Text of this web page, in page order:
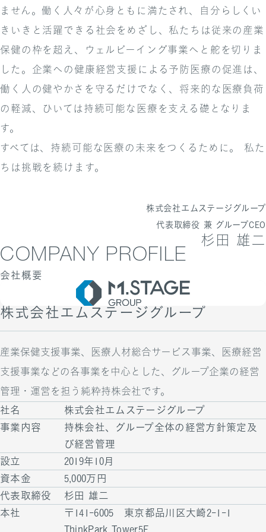
ません。働く人々が心身ともに満たされ、自分らしくい
きいきと活躍できる社会をめざし、私たちは従来の産業
保健の枠を超え、ウェルビーイング事業へと舵を切りま
した。企業への健康経営支援による予防医療の促進は、
働く人の健やかさを守るだけでなく、将来的な医療負荷
の軽減、ひいては持続可能な医療を支える礎となりま
す。
すべては、持続可能な医療の未来をつくるために。 私た
ちは挑戦を続けます。
株式会社エムステージグループ
代表取締役 兼 グループCEO
杉田 雄二
COMPANY PROFILE
会社概要
株式会社エムステージグループ
産業保健支援事業、医療人材総合サービス事業、医療経営
支援事業などの各事業を中心とした、グループ企業の経営
管理・運営を担う純粋持株会社です。
社名
株式会社エムステージグループ
事業内容
持株会社、グループ全体の経営方針策定及
び経営管理
設立
2019年10月
資本金
5,000万円
代表取締役
杉田 雄二
本社
〒141-6005 東京都品川区大崎2-1-1
ThinkPark Tower5F